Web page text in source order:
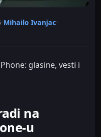
Mihailo Ivanjac
glasine, vesti i
na
u